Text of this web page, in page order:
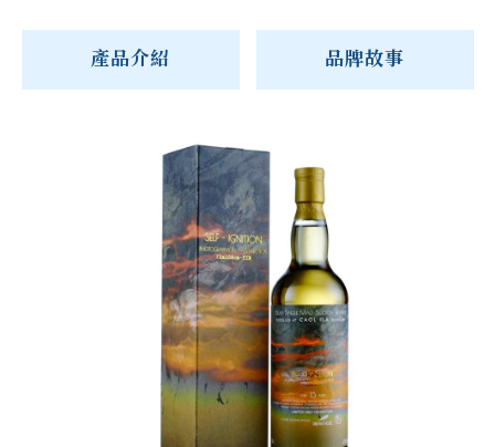
產品介紹 品牌故事